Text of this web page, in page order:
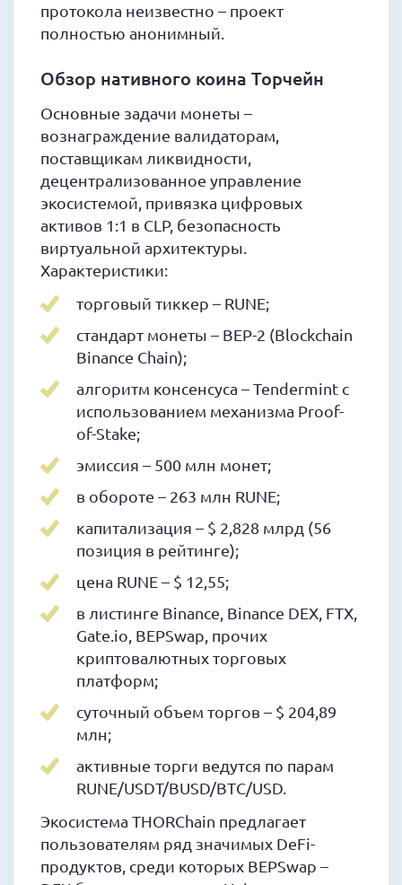
протокола неизвестно – проект
полностью анонимный.
Обзор нативного коина Торчейн
Основные задачи монеты –
вознаграждение валидаторам,
поставщикам ликвидности,
децентрализованное управление
экосистемой, привязка цифровых
активов 1:1 в CLP, безопасность
виртуальной архитектуры.
Характеристики:
торговый тиккер – RUNE;
стандарт монеты – BEP-2 (Blockchain
Binance Chain);
алгоритм консенсуса – Tendermint с
использованием механизма Proof-
of-Stake;
эмиссия – 500 млн монет;
в обороте – 263 млн RUNE;
капитализация – $ 2,828 млрд (56
позиция в рейтинге);
цена RUNE – $ 12,55;
в листинге Binance, Binance DEX, FTX,
Gate.io, BEPSwap, прочих
криптовалютных торговых
платформ;
суточный объем торгов – $ 204,89
млн;
активные торги ведутся по парам
RUNE/USDT/BUSD/BTC/USD.
Экосистема THORChain предлагает
пользователям ряд значимых DeFi-
продуктов, среди которых BEPSwap –